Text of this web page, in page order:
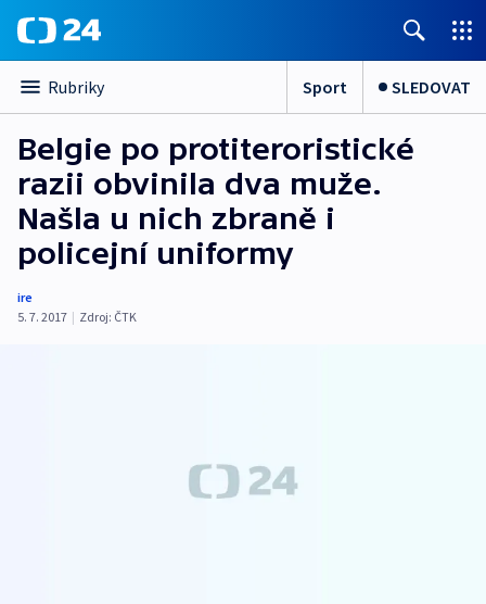
Rubriky Sport SLEDOVAT
Belgie po protiteroristické
razii obvinila dva muže.
Našla u nich zbraně i
policejní uniformy
ire
5. 7. 2017 | Zdroj: ČTK